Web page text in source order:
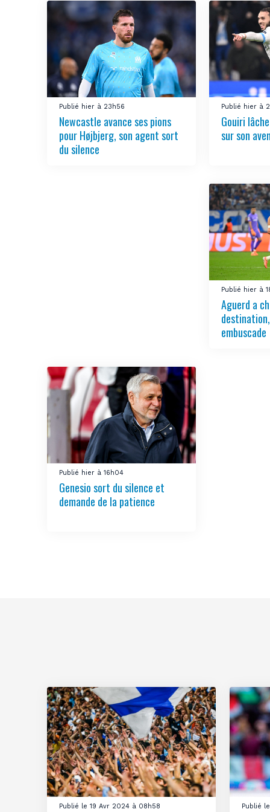
Publié hier à 23h56
Newcastle avance ses pions
pour Højbjerg, son agent sort
du silence
Publié hier à
Gouiri
sur son
Publié hier à
Aguerd a
embuscade
Publié hier à 16h04
Genesio sort du silence et
demande de la patience
Publié le 19 Avr 2024 à 08h58 Publié